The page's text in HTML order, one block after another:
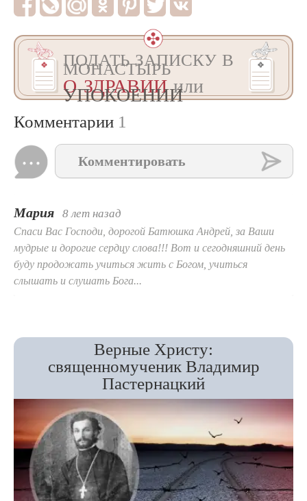
ПОДАТЬ ЗАПИСКУ В
МОНАСТЫРЬ
О ЗДРАВИИили
УПОКОЕНИИ
Комментарии 1
Комментировать
Мария 8 лет назад
Спаси Вас Господи, дорогой Батюшка Андрей, за Ваши
мудрые и дорогие сердцу слова!!! Вот и сегодняшний день
буду продожать учиться жить с Богом, учиться
слышать и слушать Бога...
Верные Христу:
священномученик Владимир
Пастернацкий